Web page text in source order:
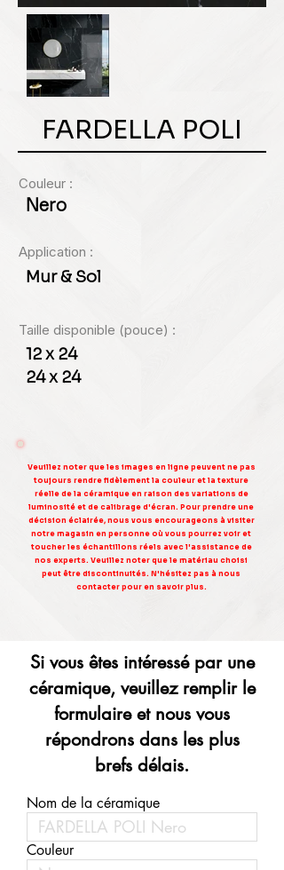
FARDELLA POLI
Couleur :
Nero
Application :
Mur & Sol
Taille disponible (pouce) :
12 x 24
24 x 24
Veuillez noter que les images en ligne peuvent ne pas
toujours rendre fidèlement la couleur et la texture
réelle de la céramique en raison des variations de
luminosité et de calibrage d'écran. Pour prendre une
décision éclairée, nous vous encourageons à visiter
notre magasin en personne où vous pourrez voir et
toucher les échantillons réels avec l'assistance de
nos experts. Veuillez noter que le matériau choisi
peut être discontinuités. N'hésitez pas à nous
contacter pour en savoir plus.
Si vous êtes intéressé par une
céramique, veuillez remplir le
formulaire et nous vous
répondrons dans les plus
brefs délais.
Nom de la céramique
Couleur